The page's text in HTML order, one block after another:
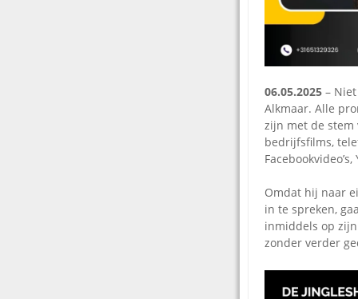
06.05.2025 –
Alkmaar. Alle
zijn met de stem
bedrijfsfilms,
Omdat hij naar
in te spreken,
inmiddels op
zonder verder